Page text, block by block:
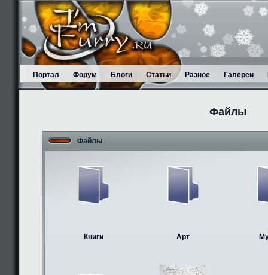
Портал Форум Блоги Статьи Разное Галереи
Файлы
Файлы
Книги Арт